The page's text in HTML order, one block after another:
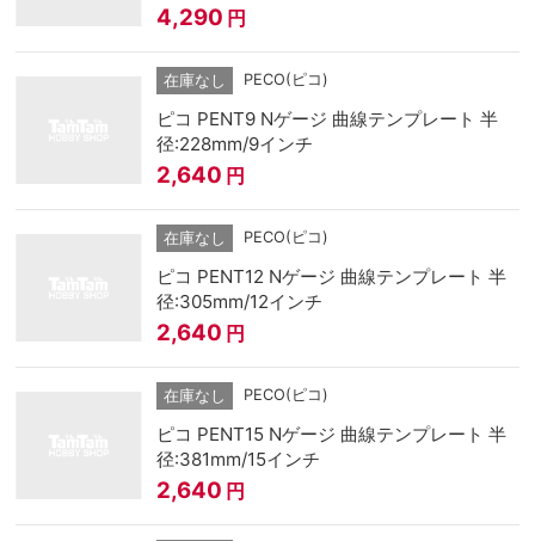
4,290 円
在庫なし PECO(ピコ)
ピコ PENT9 Nゲージ 曲線テンプレート 半
径:228mm/9インチ
2,640 円
在庫なし PECO(ピコ)
ピコ PENT12 Nゲージ 曲線テンプレート 半
径:305mm/12インチ
2,640 円
在庫なし PECO(ピコ)
ピコ PENT15 Nゲージ 曲線テンプレート 半
径:381mm/15インチ
2,640 円